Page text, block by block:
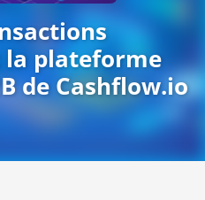
la plateforme
de Cashflow.io